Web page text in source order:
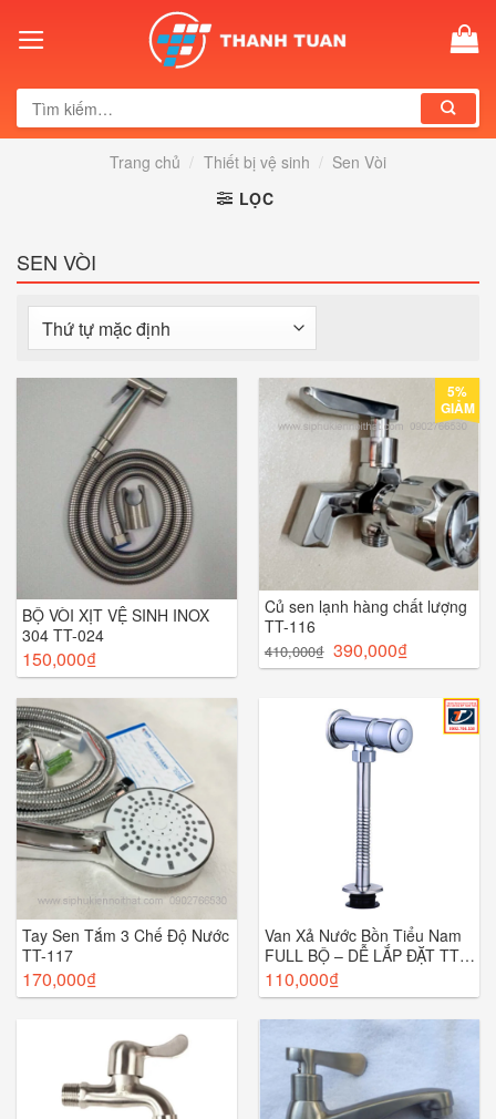
Tìm
kiếm:
Trang chủ / Thiết bị vệ sinh / Sen Vòi
LỌC
SEN VÒI
BỘ VÒI XỊT VỆ SINH INOX
304 TT-024
150,000₫
5%
GIẢM
Củ sen lạnh hàng chất lượng
TT-116
410,000₫ 390,000₫
Tay Sen Tắm 3 Chế Độ Nước
TT-117
170,000₫
Van Xả Nước Bồn Tiểu Nam
FULL BỘ – DỄ LẮP ĐẶT TT-
029
110,000₫